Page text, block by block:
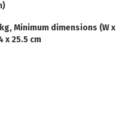
Minimum dimensions (W x
x 25.5 cm